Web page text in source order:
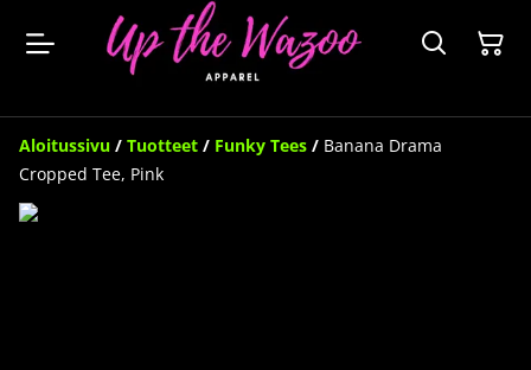
Aloitussivu / Tuotteet / Funky Tees / Banana Drama
Cropped Tee, Pink